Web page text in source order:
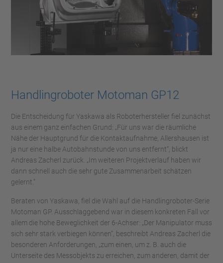
Handlingroboter Motoman GP12
Die Entscheidung für Yaskawa als Roboterhersteller fiel zunächst
aus einem ganz einfachen Grund: „Für uns war die räumliche
Nähe der Hauptgrund für die Kontaktaufnahme, Allershausen ist
ja nur eine halbe Autobahnstunde von uns entfernt“, blickt
Andreas Zacherl zurück. „Im weiteren Projektverlauf haben wir
dann schnell auch die sehr gute Zusammenarbeit schätzen
gelernt.“
Beraten von Yaskawa, fiel die Wahl auf die Handlingroboter-Serie
Motoman GP. Ausschlaggebend war in diesem konkreten Fall vor
allem die hohe Beweglichkeit der 6-Achser: „Der Manipulator muss
sich sehr stark verbiegen können“, beschreibt Andreas Zacherl die
besonderen Anforderungen, „zum einen, um z. B. auch die
Unterseite des Messobjekts zu erreichen, zum anderen, damit der